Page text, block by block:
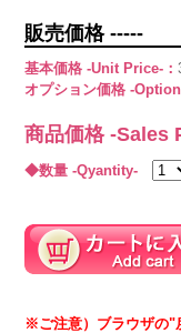
販売価格 -----
基本価格 -Unit Price-：
オプション価格 -
商品価格 -Sales
◆数量 -Qyantity-
※ご注意）ブラウザの"